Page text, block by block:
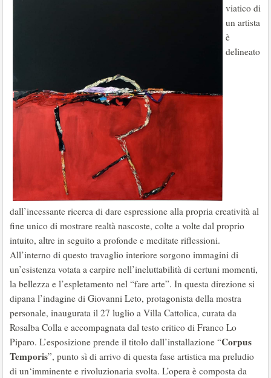
viatico di
un artista
è
delineato
dall’incessante ricerca di dare espressione alla propria creatività al
fine unico di mostrare realtà nascoste, colte a volte dal proprio
intuito, altre in seguito a profonde e meditate riflessioni.
All’interno di questo travaglio interiore sorgono immagini di
un’esistenza votata a carpire nell’ineluttabilità di certuni momenti,
la bellezza e l’espletamento nel “fare arte”. In questa direzione si
dipana l’indagine di Giovanni Leto, protagonista della mostra
personale, inaugurata il 27 luglio a Villa Cattolica, curata da
Rosalba Colla e accompagnata dal testo critico di Franco Lo
Piparo. L’esposizione prende il titolo dall’installazione “Corpus
Temporis”, punto sì di arrivo di questa fase artistica ma preludio
di un‘imminente e rivoluzionaria svolta. L’opera è composta da